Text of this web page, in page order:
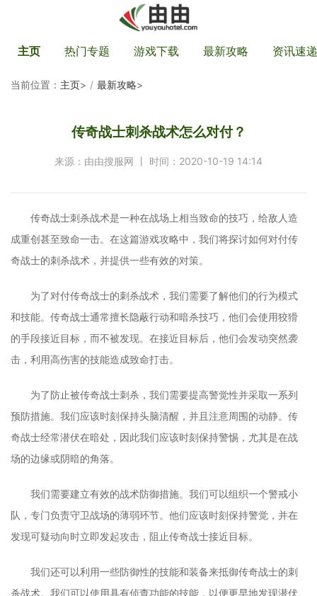
主页 热门专题 游戏下载 最新攻略 资讯速递
当前位置： 主页> 最新攻略>
传奇战士刺杀战术怎么对付？
来源：由由搜服网 丨 时间：2020-10-19 14:14
传奇战士刺杀战术是一种在战场上相当致命的技巧，给敌人造
成重创甚至致命一击。在这篇游戏攻略中，我们将探讨如何对付传
奇战士的刺杀战术，并提供一些有效的对策。
为了对付传奇战士的刺杀战术，我们需要了解他们的行为模式
和技能。传奇战士通常擅长隐蔽行动和暗杀技巧，他们会使用狡猾
的手段接近目标，而不被发现。在接近目标后，他们会发动突然袭
击，利用高伤害的技能造成致命打击。
为了防止被传奇战士刺杀，我们需要提高警觉性并采取一系列
预防措施。我们应该时刻保持头脑清醒，并且注意周围的动静。传
奇战士经常潜伏在暗处，因此我们应该时刻保持警惕，尤其是在战
场的边缘或阴暗的角落。
我们需要建立有效的战术防御措施。我们可以组织一个警戒小
队，专门负责守卫战场的薄弱环节。他们应该时刻保持警觉，并在
发现可疑动向时立即发起攻击，阻止传奇战士接近目标。
我们还可以利用一些防御性的技能和装备来抵御传奇战士的刺
杀战术。我们可以使用具有侦查功能的技能，以便更早地发现潜伏